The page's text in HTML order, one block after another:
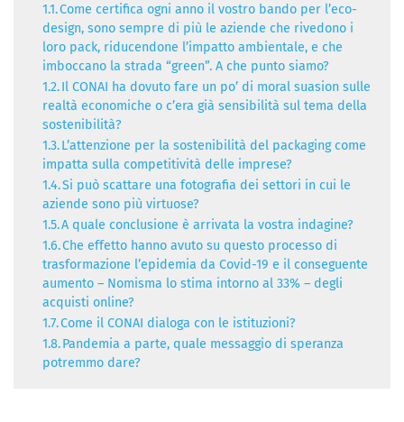
1.1.Come certifica ogni anno il vostro bando per l’eco-
design, sono sempre di più le aziende che rivedono i
loro pack, riducendone l’impatto ambientale, e che
imboccano la strada “green”. A che punto siamo?
1.2.Il CONAI ha dovuto fare un po’ di moral suasion sulle
realtà economiche o c’era già sensibilità sul tema della
sostenibilità?
1.3.L’attenzione per la sostenibilità del packaging come
impatta sulla competitività delle imprese?
1.4.Si può scattare una fotografia dei settori in cui le
aziende sono più virtuose?
1.5.A quale conclusione è arrivata la vostra indagine?
1.6.Che effetto hanno avuto su questo processo di
trasformazione l’epidemia da Covid-19 e il conseguente
aumento – Nomisma lo stima intorno al 33% – degli
acquisti online?
1.7.Come il CONAI dialoga con le istituzioni?
1.8.Pandemia a parte, quale messaggio di speranza
potremmo dare?